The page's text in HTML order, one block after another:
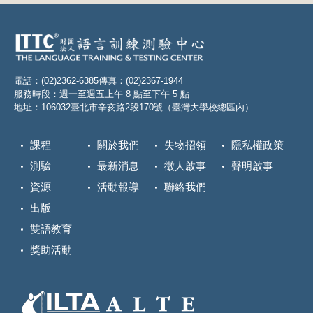
電話：(02)2362-6385傳真：(02)2367-1944
服務時段：週一至週五上午 8 點至下午 5 點
地址：106032臺北市辛亥路2段170號（臺灣大學校總區內）
課程
測驗
資源
出版
雙語教育
獎助活動
關於我們
最新消息
活動報導
失物招領
徵人啟事
聯絡我們
隱私權政策
聲明啟事